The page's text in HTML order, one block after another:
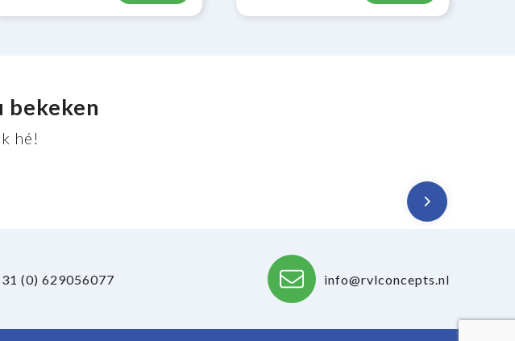
bekeken
hé!
(0) 629056077 info@rvlconcepts.nl